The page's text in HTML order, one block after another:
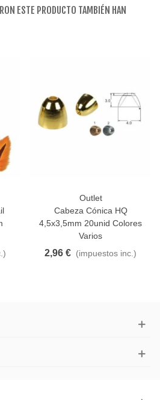
ESTE PRODUCTO TAMBIÉN HAN
Outlet
Cabeza Cónica HQ
4,5x3,5mm 20unid Colores
Varios
2,96 € (impuestos inc.)